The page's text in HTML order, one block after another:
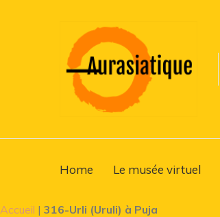
Home Le musée virtuel
Accueil | 316-Urli (Uruli) à Puja